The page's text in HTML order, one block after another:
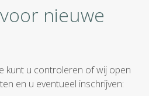
nieuwe
kunt u controleren of wij open
en u eventueel inschrijven: